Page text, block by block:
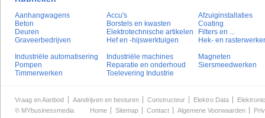
Aanhangwagens Accu's
Afzuiginstallaties
Beton
Borstels en kwasten
Coating
Deuren
Elektrotechnische artikelen
Filters en ...
Graveerbedrijven
Hef en -hijswerktuigen
Hek- en
Industriële automatisering
Industriële machines
Magneten
Pompen
Reparatie en onderhoud
Siersmeedwerken
Timmerwerken
Toelevering Industrie
Vraag en Aanbod Aandrijven en besturen Constructeur Elektro Data
© MYbusinessmedia Home Sitemap Contact Algemene Voorwaarden